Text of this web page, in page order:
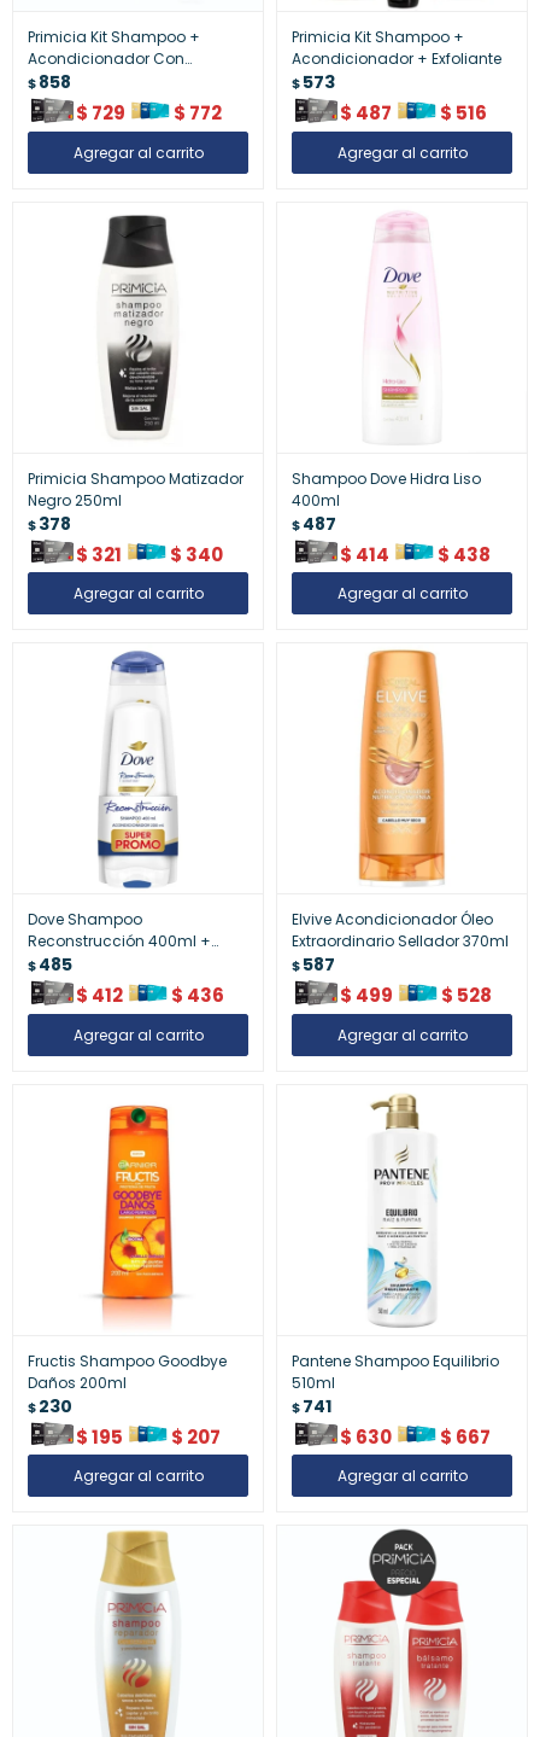
Primicia Kit Shampoo +
Acondicionador Con
Keratina
$858
$ 729 $ 772
Primicia Kit Shampoo +
Acondicionador + Exfoliante
$573
$ 487 $ 516
Primicia Shampoo Matizador
Negro 250ml
$378
$ 321 $ 340
Shampoo Dove Hidra Liso
400ml
$487
$ 414 $ 438
Dove Shampoo
Reconstrucción 400ml +
Acond. 200ml
$485
$ 412 $ 436
Elvive Acondicionador Óleo
Extraordinario Sellador 370ml
$587
$ 499 $ 528
Fructis Shampoo Goodbye
Daños 200ml
$230
$195 $ 207
Pantene Shampoo Equilibrio
510ml
$741
$ 630 $ 667